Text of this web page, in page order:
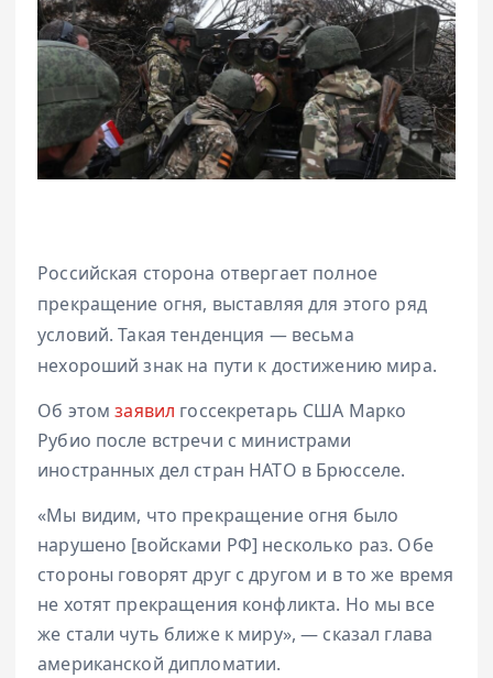
Российская сторона отвергает полное
прекращение огня, выставляя для этого ряд
условий. Такая тенденция — весьма
нехороший знак на пути к достижению мира.
Об этомзаявил госсекретарь США Марко
Рубио после встречи с министрами
иностранных дел стран НАТО в Брюсселе.
«Мы видим, что прекращение огня было
нарушено [войсками РФ] несколько раз. Обе
стороны говорят друг с другом и в то же время
не хотят прекращения конфликта. Но мы все
же стали чуть ближе к миру», — сказал глава
американской дипломатии.